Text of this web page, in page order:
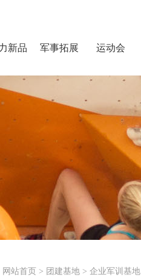
新品 军事拓展 运动会
网站首页 > 团建基地 > 企业军训基地